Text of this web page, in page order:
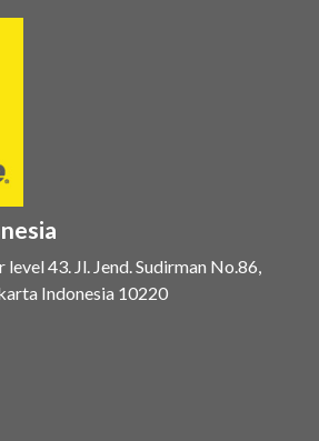
level 43. Jl. Jend. Sudirman No.86,
Indonesia 10220